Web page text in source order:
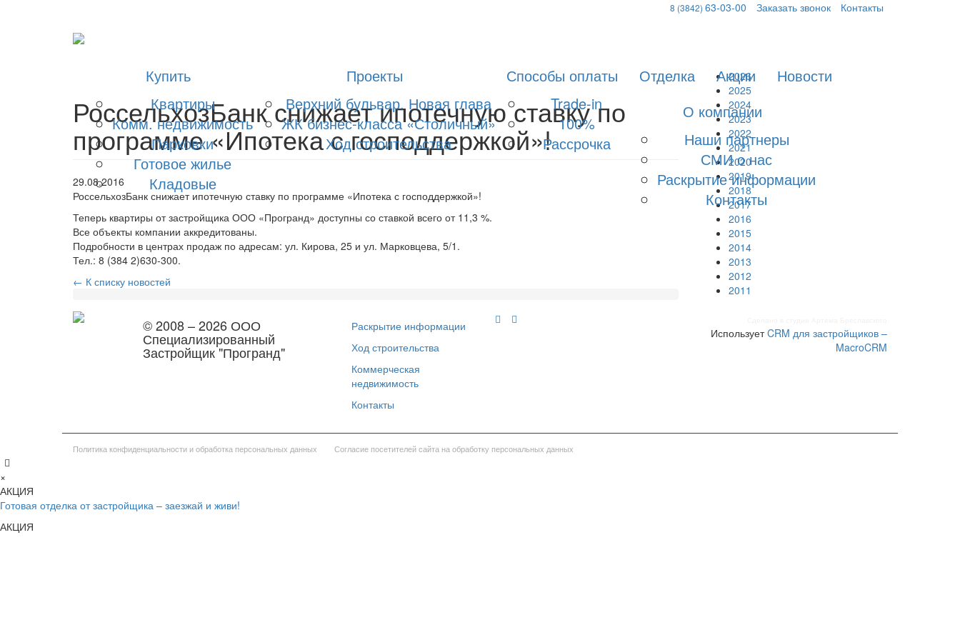
8 (3842) 63-03-00 Заказать звонок Контакты
Купить
Квартиры
Комм. недвижимость
Парковки
Готовое жилье
Кладовые
Проекты
Верхний бульвар. Новая глава
ЖК бизнес-класса «Столичный»
Ход строительства
Способы оплаты
Trade-in
100%
Рассрочка
Отделка Акции
Новости
О компании
Наши партнеры
СМИ о нас
Раскрытие информации
Контакты
2026
2025
2024
2023
2022
2021
2020
2019
2018
2017
2016
2015
2014
2013
2012
2011
РоссельхозБанк снижает ипотечную ставку по
программе «Ипотека с господдержкой»!
29.08.2016
РоссельхозБанк снижает ипотечную ставку по программе «Ипотека с господдержкой»!
Теперь квартиры от застройщика ООО «Програнд» доступны со ставкой всего от 11,3 %.
Все объекты компании аккредитованы.
Подробности в центрах продаж по адресам: ул. Кирова, 25 и ул. Марковцева, 5/1.
Тел.: 8 (384 2)630-300.
← К списку новостей
© 2008 – 2026 ООО
Специализированный
Застройщик "Програнд"
Раскрытие информации
Ход строительства
Коммерческая
недвижимость
Контакты
ИспользуетCRM для застройщиков –
MacroCRM
Политика конфиденциальности и обработка персональных данных Согласие посетителей сайта на обработку персональных данных
×
АКЦИЯ
Готовая отделка от застройщика – заезжай и живи!
АКЦИЯ